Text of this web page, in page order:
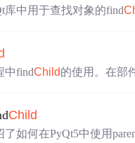
索范围控制等关键技术要
库中用于查找对象的find
对象列表。示例展示了如
对象，以及如何查找所有
中findChild的使用。在部
面示例分析父子级联关系
的可能情况。
Child
如何在PyQt5中使用